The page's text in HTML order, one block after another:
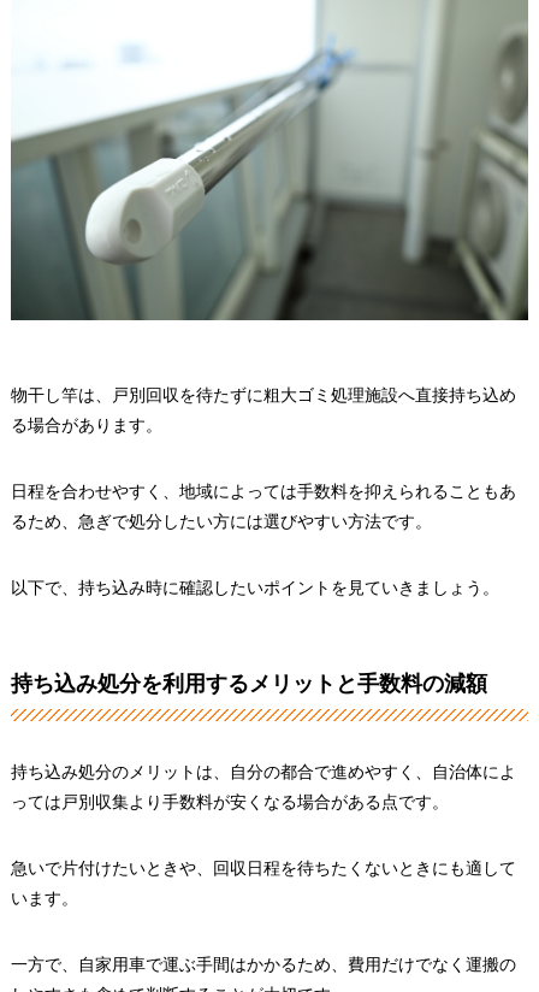
物干し竿は、戸別回収を待たずに粗大ゴミ処理施設へ直接持ち込め
る場合があります。
日程を合わせやすく、地域によっては手数料を抑えられることもあ
るため、急ぎで処分したい方には選びやすい方法です。
以下で、持ち込み時に確認したいポイントを見ていきましょう。
持ち込み処分を利用するメリットと手数料の減額
持ち込み処分のメリットは、自分の都合で進めやすく、自治体によ
っては戸別収集より手数料が安くなる場合がある点です。
急いで片付けたいときや、回収日程を待ちたくないときにも適して
います。
一方で、自家用車で運ぶ手間はかかるため、費用だけでなく運搬の